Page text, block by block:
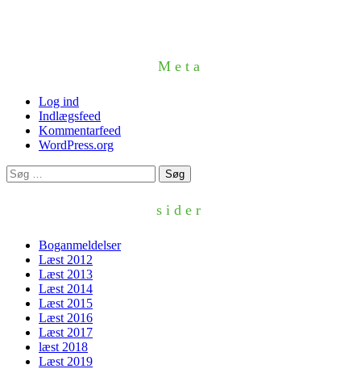
Meta
Log ind
Indlægsfeed
Kommentarfeed
WordPress.org
Søg
efter:
sider
Boganmeldelser
Læst 2012
Læst 2013
Læst 2014
Læst 2015
Læst 2016
Læst 2017
læst 2018
Læst 2019